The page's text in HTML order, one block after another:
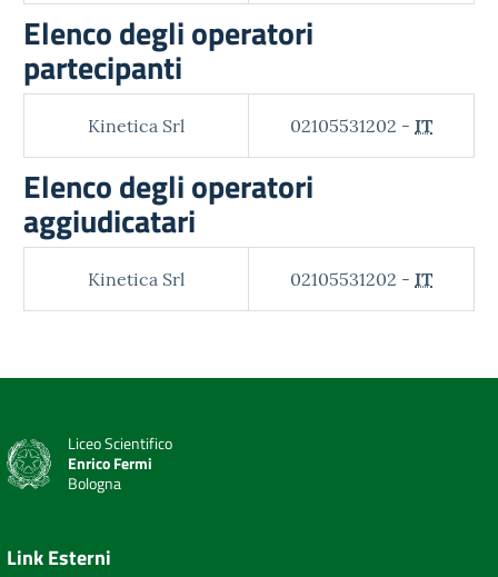
Elenco degli operatori
partecipanti
Kinetica Srl 02105531202 - IT
Elenco degli operatori
aggiudicatari
Kinetica Srl 02105531202 - IT
Liceo Scientifico
Enrico Fermi
Bologna
Link Esterni